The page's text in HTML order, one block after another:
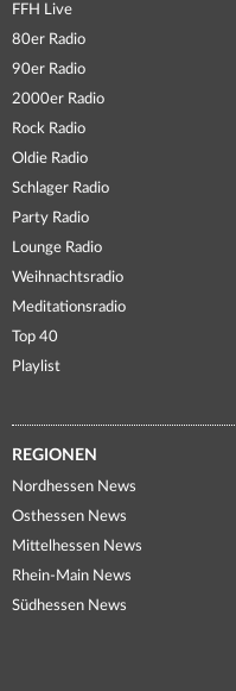
FFH Live
80er Radio
90er Radio
2000er Radio
Rock Radio
Oldie Radio
Schlager Radio
Party Radio
Lounge Radio
Weihnachtsradio
Meditationsradio
Top 40
Playlist
REGIONEN
Nordhessen News
Osthessen News
Mittelhessen News
Rhein-Main News
Südhessen News